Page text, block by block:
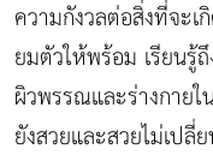
ความกังวลต่อสิ่งที่จะเ
ยมตัวให้พร้อม เรียนรู้
ผิวพรรณและร่างกาย
ยังสวยและสวยไม่เปลี่